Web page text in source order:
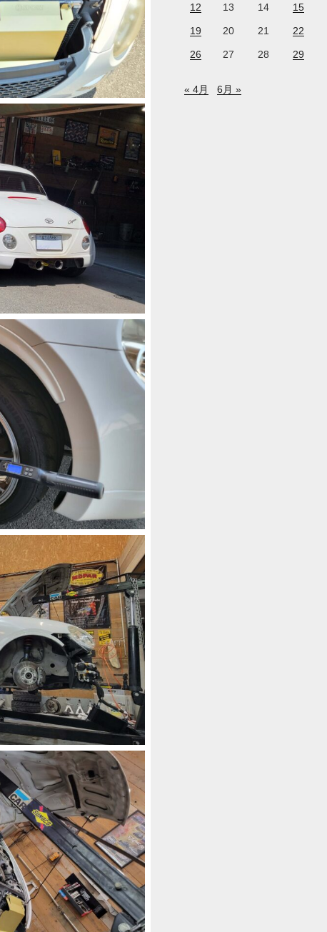
12 13 14 15
19 20 21 22
26 27 28 29
« 4月 6月 »